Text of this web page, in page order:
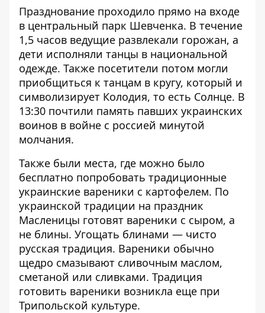
Празднование проходило прямо на входе
в центральный парк Шевченка. В течение
1,5 часов ведущие развлекали горожан, а
дети исполняли танцы в национальной
одежде. Также посетители потом могли
приобщиться к танцам в кругу, который и
символизирует Колодия, то есть Солнце. В
13:30 почтили память павших украинских
воинов в войне с россией минутой
молчания.
Также были места, где можно было
бесплатно попробовать традиционные
украинские вареники с картофелем. По
украинской традиции на праздник
Масленицы готовят вареники с сыром, а
не блины. Угощать блинами — чисто
русская традиция. Вареники обычно
щедро смазывают сливочным маслом,
сметаной или сливками. Традиция
готовить вареники возникла еще при
Трипольской культуре.